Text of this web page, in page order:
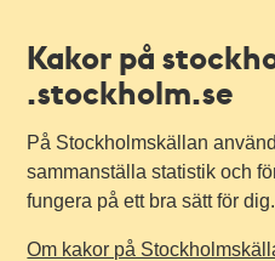
Kakor på
.stockholm.se
På Stockholmskällan
sammanställa statistik och
fungera på ett bra sätt för dig.
Om kakor på